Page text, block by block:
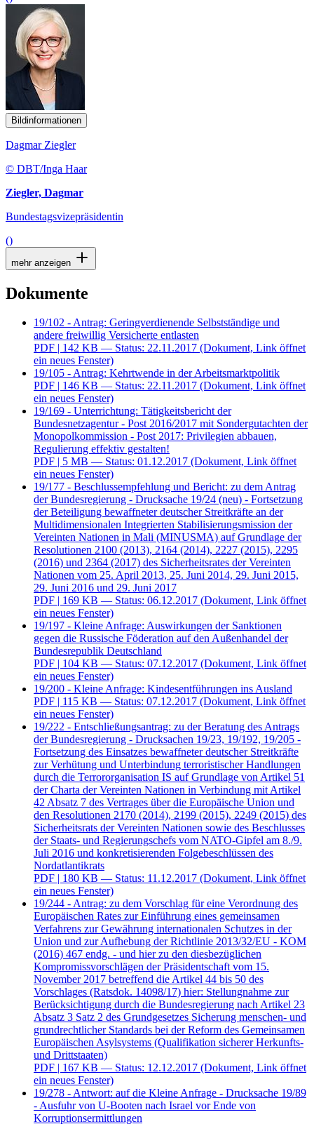
Bildinformationen
Dagmar Ziegler
© DBT/Inga Haar
Ziegler, Dagmar
Bundestagsvizepräsidentin
()
mehr anzeigen
Dokumente
19/102 - Antrag: Geringverdienende Selbstständige und
andere freiwillig Versicherte entlasten
PDF | 142 KB — Status: 22.11.2017 (Dokument, Link öffnet
ein neues Fenster)
19/105 - Antrag: Kehrtwende in der Arbeitsmarktpolitik
PDF | 146 KB — Status: 22.11.2017 (Dokument, Link öffnet
ein neues Fenster)
19/169 - Unterrichtung: Tätigkeitsbericht der
Bundesnetzagentur - Post 2016/2017 mit Sondergutachten der
Monopolkommission - Post 2017: Privilegien abbauen,
Regulierung effektiv gestalten!
PDF | 5 MB — Status: 01.12.2017 (Dokument, Link öffnet
ein neues Fenster)
19/177 - Beschlussempfehlung und Bericht: zu dem Antrag
der Bundesregierung - Drucksache 19/24 (neu) - Fortsetzung
der Beteiligung bewaffneter deutscher Streitkräfte an der
Multidimensionalen Integrierten Stabilisierungsmission der
Vereinten Nationen in Mali (MINUSMA) auf Grundlage der
Resolutionen 2100 (2013), 2164 (2014), 2227 (2015), 2295
(2016) und 2364 (2017) des Sicherheitsrates der Vereinten
Nationen vom 25. April 2013, 25. Juni 2014, 29. Juni 2015,
29. Juni 2016 und 29. Juni 2017
PDF | 169 KB — Status: 06.12.2017 (Dokument, Link öffnet
ein neues Fenster)
19/197 - Kleine Anfrage: Auswirkungen der Sanktionen
gegen die Russische Föderation auf den Außenhandel der
Bundesrepublik Deutschland
PDF | 104 KB — Status: 07.12.2017 (Dokument, Link öffnet
ein neues Fenster)
19/200 - Kleine Anfrage: Kindesentführungen ins Ausland
PDF | 115 KB — Status: 07.12.2017 (Dokument, Link öffnet
ein neues Fenster)
19/222 - Entschließungsantrag: zu der Beratung des Antrags
der Bundesregierung - Drucksachen 19/23, 19/192, 19/205 -
Fortsetzung des Einsatzes bewaffneter deutscher Streitkräfte
zur Verhütung und Unterbindung terroristischer Handlungen
durch die Terrororganisation IS auf Grundlage von Artikel 51
der Charta der Vereinten Nationen in Verbindung mit Artikel
42 Absatz 7 des Vertrages über die Europäische Union und
den Resolutionen 2170 (2014), 2199 (2015), 2249 (2015) des
Sicherheitsrats der Vereinten Nationen sowie des Beschlusses
der Staats- und Regierungschefs vom NATO-Gipfel am 8./9.
Juli 2016 und konkretisierenden Folgebeschlüssen des
Nordatlantikrats
PDF | 180 KB — Status: 11.12.2017 (Dokument, Link öffnet
ein neues Fenster)
19/244 - Antrag: zu dem Vorschlag für eine Verordnung des
Europäischen Rates zur Einführung eines gemeinsamen
Verfahrens zur Gewährung internationalen Schutzes in der
Union und zur Aufhebung der Richtlinie 2013/32/EU - KOM
(2016) 467 endg. - und hier zu den diesbezüglichen
Kompromissvorschlägen der Präsidentschaft vom 15.
November 2017 betreffend die Artikel 44 bis 50 des
Vorschlages (Ratsdok. 14098/17) hier: Stellungnahme zur
Berücksichtigung durch die Bundesregierung nach Artikel 23
Absatz 3 Satz 2 des Grundgesetzes Sicherung menschen- und
grundrechtlicher Standards bei der Reform des Gemeinsamen
Europäischen Asylsystems (Qualifikation sicherer Herkunfts-
und Drittstaaten)
PDF | 167 KB — Status: 12.12.2017 (Dokument, Link öffnet
ein neues Fenster)
19/278 - Antwort: auf die Kleine Anfrage - Drucksache 19/89
- Ausfuhr von U-Booten nach Israel vor Ende von
Korruptionsermittlungen